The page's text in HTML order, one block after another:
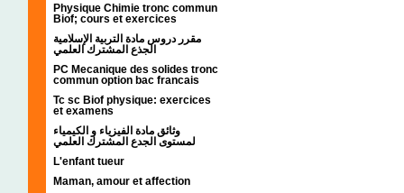
Physique Chimie tronc commun
Biof; cours et exercices
مقرر دروس مادة التربية الإسلامية
الجذع المشترك العلمي
PC Mecanique des solides tronc
commun option bac francais
Tc sc Biof physique: exercices
et examens
وثائق مادة الفيزياء و الكيمياء
L'enfant tueur
Maman, amour et affection